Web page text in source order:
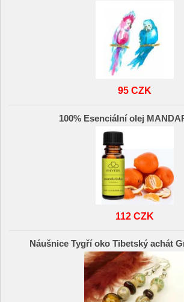
95 CZK
100% Esenciální olej
112 CZK
Náušnice Tygří oko Tibetský achát